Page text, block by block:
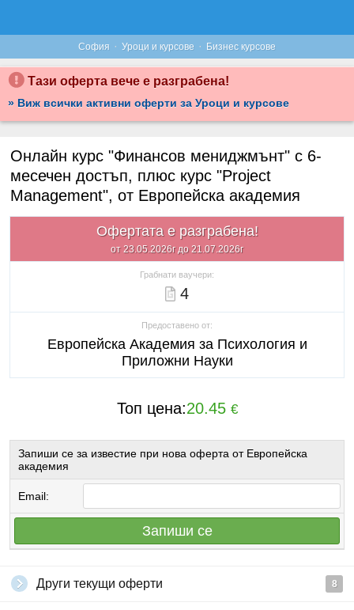
София · Уроци и курсове · Бизнес курсове
Тази оферта вече е разграбена!
» Виж всички активни оферти за Уроци и курсове
Онлайн курс "Финансов мениджмънт" с 6-
месечен достъп, плюс курс "Project
Management", от Европейска академия
Офертата е разграбена!
от 23.05.2026г до 21.07.2026г
Грабнати ваучери:
4
Предоставено от:
Европейска Академия за Психология и
Приложни Науки
Топ цена:20.45 €
Запиши се за известие при нова оферта от Европейска
академия
Email:
Запиши се
Други текущи оферти 8